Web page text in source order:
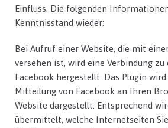
Einfluss. Die folgenden
Kenntnisstand wieder:
Bei Aufruf einer Website, die mit
versehen ist, wird eine Verbindung zu
Facebook hergestellt. Das Plugin
Mitteilung von Facebook an Ihren
Website dargestellt. Entsprechend
übermittelt, welche Internetseiten Sie